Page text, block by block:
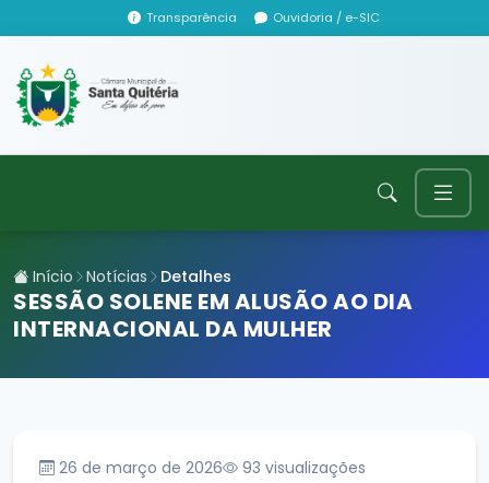
Transparência Ouvidoria / e-SIC
Início Notícias Detalhes
SESSÃO SOLENE EM ALUSÃO AO DIA
INTERNACIONAL DA MULHER
26 de março de 2026 93 visualizações